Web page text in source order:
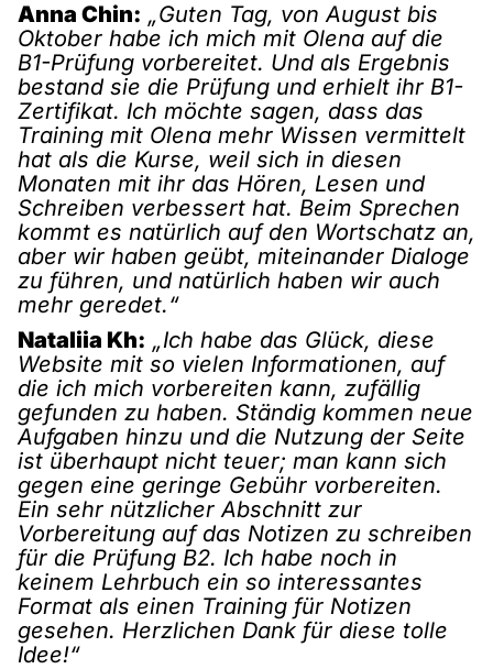
Anna Chin: „Guten Tag, von August bis
Oktober habe ich mich mit Olena auf die
B1-Prüfung vorbereitet. Und als Ergebnis
bestand sie die Prüfung und erhielt ihr B1-
Zertifikat. Ich möchte sagen, dass das
Training mit Olena mehr Wissen vermittelt
hat als die Kurse, weil sich in diesen
Monaten mit ihr das Hören, Lesen und
Schreiben verbessert hat. Beim Sprechen
kommt es natürlich auf den Wortschatz an,
aber wir haben geübt, miteinander Dialoge
zu führen, und natürlich haben wir auch
mehr geredet.“
Nataliia Kh: „Ich habe das Glück, diese
Website mit so vielen Informationen, auf
die ich mich vorbereiten kann, zufällig
gefunden zu haben. Ständig kommen neue
Aufgaben hinzu und die Nutzung der Seite
ist überhaupt nicht teuer; man kann sich
gegen eine geringe Gebühr vorbereiten.
Ein sehr nützlicher Abschnitt zur
Vorbereitung auf das Notizen zu schreiben
für die Prüfung B2. Ich habe noch in
keinem Lehrbuch ein so interessantes
Format als einen Training für Notizen
gesehen. Herzlichen Dank für diese tolle
Idee!“